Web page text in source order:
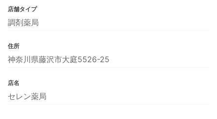
店舗タイプ
調剤薬局
住所
神奈川県藤沢市大庭5526-25
店名
セレン薬局